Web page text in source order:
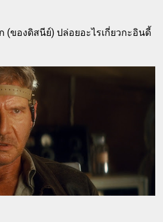
ของดิสนีย์) ปล่อยอะไรเกี่ยวกะอินดี้